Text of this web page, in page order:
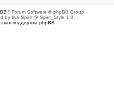
® Forum Software © phpBB Group
by Ilya Spirit @ Spirit_Style 1.0
поддержка phpBB